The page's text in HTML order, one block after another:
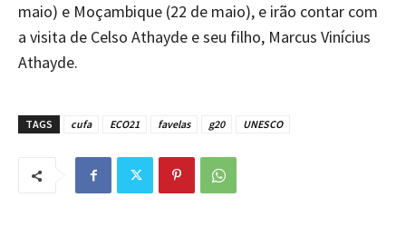
maio) e Moçambique (22 de maio), e irão contar com
a visita de Celso Athayde e seu filho, Marcus Vinícius
Athayde.
TAGS cufa ECO21 favelas g20 UNESCO